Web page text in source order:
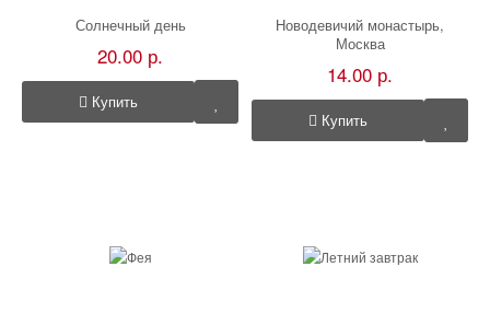
Солнечный день
20.00 р.
Купить
Новодевичий монастырь,
Москва
14.00 р.
Купить